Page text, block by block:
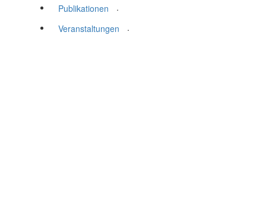
Publikationen
.
Veranstaltungen
.